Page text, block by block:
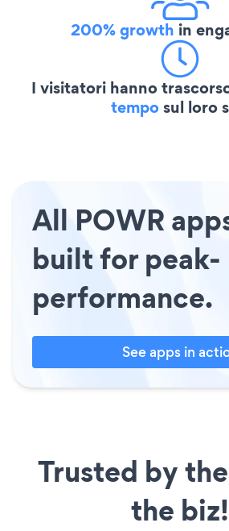
200% growth in
I visitatori hanno
temposul loro
All POWR
built for peak-
performance.
See apps in
Trusted by
the biz!